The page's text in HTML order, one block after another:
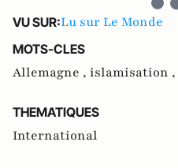
VU SUR:Lu sur Le Monde
MOTS-CLES
Allemagne , islamisation ,
THEMATIQUES
International